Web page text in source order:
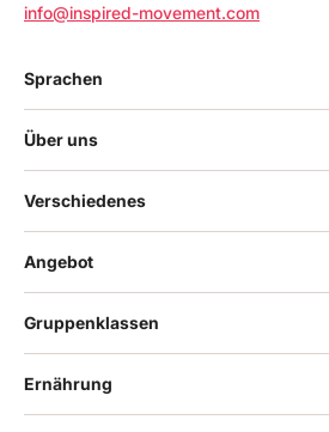
info@inspired-movement.com
Sprachen
Über uns
Verschiedenes
Angebot
Gruppenklassen
Ernährung